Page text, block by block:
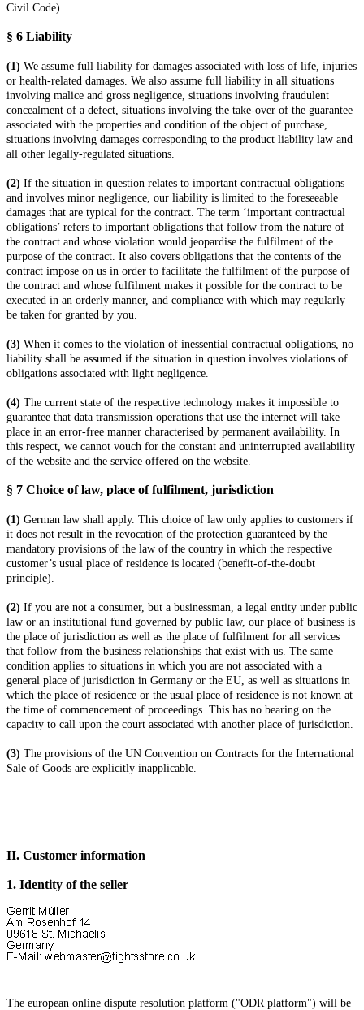
Civil Code).
§ 6 Liability
(1) We assume full liability for damages associated with loss of life, injuries
or health-related damages. We also assume full liability in all situations
involving malice and gross negligence, situations involving fraudulent
concealment of a defect, situations involving the take-over of the guarantee
associated with the properties and condition of the object of purchase,
situations involving damages corresponding to the product liability law and
all other legally-regulated situations.
(2) If the situation in question relates to important contractual obligations
and involves minor negligence, our liability is limited to the foreseeable
damages that are typical for the contract. The term ‘important contractual
obligations’ refers to important obligations that follow from the nature of
the contract and whose violation would jeopardise the fulfilment of the
purpose of the contract. It also covers obligations that the contents of the
contract impose on us in order to facilitate the fulfilment of the purpose of
the contract and whose fulfilment makes it possible for the contract to be
executed in an orderly manner, and compliance with which may regularly
be taken for granted by you.
(3) When it comes to the violation of inessential contractual obligations, no
liability shall be assumed if the situation in question involves violations of
obligations associated with light negligence.
(4) The current state of the respective technology makes it impossible to
guarantee that data transmission operations that use the internet will take
place in an error-free manner characterised by permanent availability. In
this respect, we cannot vouch for the constant and uninterrupted availability
of the website and the service offered on the website.
§ 7 Choice of law, place of fulfilment, jurisdiction
(1) German law shall apply. This choice of law only applies to customers if
it does not result in the revocation of the protection guaranteed by the
mandatory provisions of the law of the country in which the respective
customer’s usual place of residence is located (benefit-of-the-doubt
principle).
(2) If you are not a consumer, but a businessman, a legal entity under public
law or an institutional fund governed by public law, our place of business is
the place of jurisdiction as well as the place of fulfilment for all services
that follow from the business relationships that exist with us. The same
condition applies to situations in which you are not associated with a
general place of jurisdiction in Germany or the EU, as well as situations in
which the place of residence or the usual place of residence is not known at
the time of commencement of proceedings. This has no bearing on the
capacity to call upon the court associated with another place of jurisdiction.
(3) The provisions of the UN Convention on Contracts for the International
Sale of Goods are explicitly inapplicable.
II. Customer information
1. Identity of the seller
The european online dispute resolution platform ("ODR platform") will be